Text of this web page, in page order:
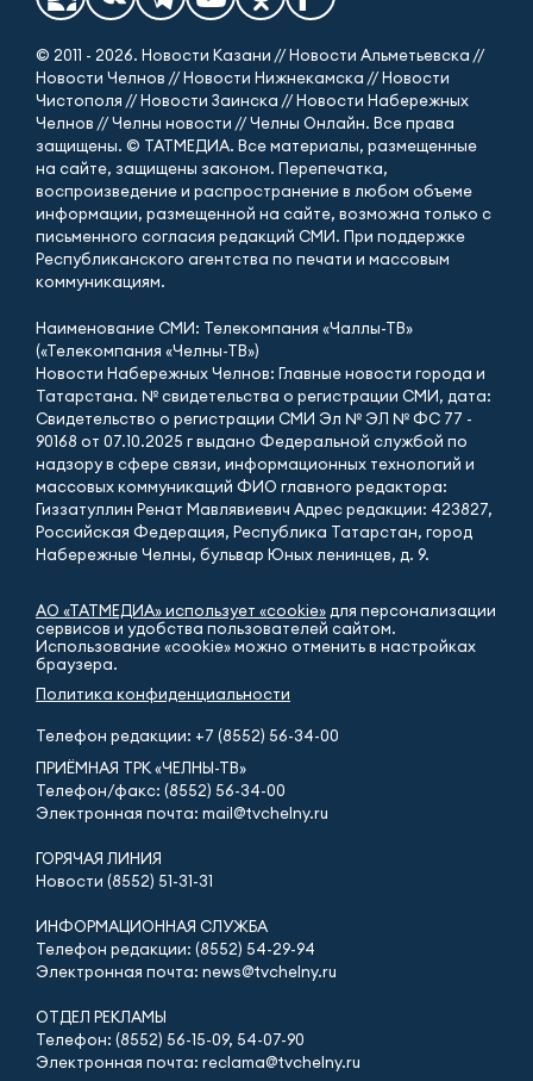
© 2011 - 2026. Новости Казани // Новости Альметьевска //
Новости Челнов // Новости Нижнекамска // Новости
Чистополя // Новости Заинска // Новости Набережных
Челнов // Челны новости // Челны Онлайн. Все права
защищены. © ТАТМЕДИА. Все материалы, размещенные
на сайте, защищены законом. Перепечатка,
воспроизведение и распространение в любом объеме
информации, размещенной на сайте, возможна только с
письменного согласия редакций СМИ. При поддержке
Республиканского агентства по печати и массовым
коммуникациям.
Наименование СМИ: Телекомпания «Чаллы-ТВ»
(«Телекомпания «Челны-ТВ»)
Новости Набережных Челнов: Главные новости города и
Татарстана. № свидетельства о регистрации СМИ, дата:
Свидетельство о регистрации СМИ Эл № ЭЛ № ФС 77 -
90168 от 07.10.2025 г выдано Федеральной службой по
надзору в сфере связи, информационных технологий и
массовых коммуникаций ФИО главного редактора:
Гиззатуллин Ренат Мавлявиевич Адрес редакции: 423827,
Российская Федерация, Республика Татарстан, город
Набережные Челны, бульвар Юных ленинцев, д. 9.
АО «ТАТМЕДИА» использует «cookie»для персонализации
сервисов и удобства пользователей сайтом.
Использование «cookie» можно отменить в настройках
браузера.
Политика конфиденциальности
Телефон редакции: +7 (8552) 56-34-00
ПРИЁМНАЯ ТРК «ЧЕЛНЫ-ТВ»
Телефон/факс: (8552) 56-34-00
Электронная почта: mail@tvchelny.ru
ГОРЯЧАЯ ЛИНИЯ
Новости (8552) 51-31-31
ИНФОРМАЦИОННАЯ СЛУЖБА
Телефон редакции: (8552) 54-29-94
Электронная почта: news@tvchelny.ru
ОТДЕЛ РЕКЛАМЫ
Телефон: (8552) 56-15-09, 54-07-90
Электронная почта: reclama@tvchelny.ru